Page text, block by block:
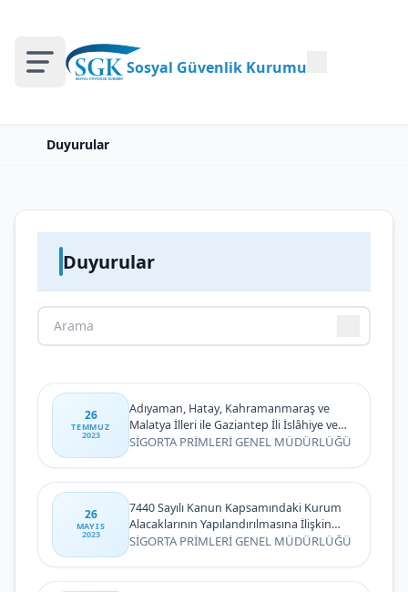
Sosyal Güvenlik Kurumu
Duyurular
Duyurular
26
TEMMUZ
2023
Adıyaman, Hatay, Kahramanmaraş ve
Malatya İlleri ile Gaziantep İli İslâhiye ve
Nurdağı İlçelerinde Meydana Gelen
Beyannamelerin Verilme Sürelerinin
Ertelenmesine Dair Duyuru
SİGORTA PRİMLERİ GENEL MÜDÜRLÜĞÜ
26
MAYIS
2023
7440 Sayılı Kanun Kapsamındaki Kurum
Alacaklarının Yapılandırılmasına İlişkin
Başvuru ve İlk Taksit Ödeme Süresinin
SİGORTA PRİMLERİ GENEL MÜDÜRLÜĞÜ